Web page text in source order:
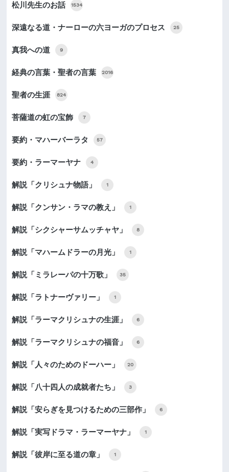
松川先生のお話 1534
深遠なる道・ナーローの六ヨーガのプロセス 25
真我への道 9
経典の言葉・聖者の言葉 2016
聖者の生涯 824
菩薩道の虹の宝飾 7
要約・マハーバーラタ 57
要約・ラーマーヤナ 4
解説「クリシュナ物語」 1
解説「クンサン・ラマの教え」 1
解説「シクシャーサムッチャヤ」 8
解説「マハームドラーの月光」 1
解説「ミラレーパの十万歌」 35
解説「ラトナーヴァリー」 1
解説「ラーマクリシュナの生涯」 6
解説「ラーマクリシュナの福音」 6
解説「人々のためのドーハー」 20
解説「八十四人の成就者たち」 3
解説「安らぎを見つけるための三部作」 6
解説「実写ドラマ・ラーマーヤナ」 1
解説「彼岸に至る道の章」 1